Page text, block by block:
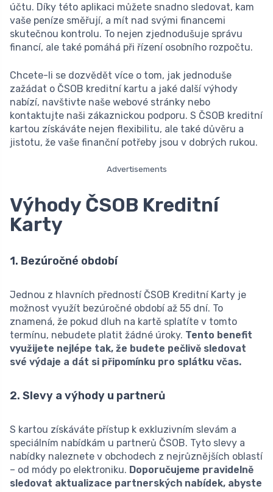
účtu. Díky této aplikaci můžete snadno sledovat, kam
vaše peníze směřují, a mít nad svými financemi
skutečnou kontrolu. To nejen zjednodušuje správu
financí, ale také pomáhá při řízení osobního rozpočtu.
Chcete-li se dozvědět více o tom, jak jednoduše
zažádat o ČSOB kreditní kartu a jaké další výhody
nabízí, navštivte naše webové stránky nebo
kontaktujte naši zákaznickou podporu. S ČSOB kreditní
kartou získáváte nejen flexibilitu, ale také důvěru a
jistotu, že vaše finanční potřeby jsou v dobrých rukou.
Advertisements
Výhody ČSOB Kreditní
Karty
1. Bezúročné období
Jednou z hlavních předností ČSOB Kreditní Karty je
možnost využít bezúročné období až 55 dní. To
znamená, že pokud dluh na kartě splatíte v tomto
termínu, nebudete platit žádné úroky. Tento benefit
využijete nejlépe tak, že budete pečlivě sledovat
své výdaje a dát si připomínku pro splátku včas.
2. Slevy a výhody u partnerů
S kartou získáváte přístup k exkluzivním slevám a
speciálním nabídkám u partnerů ČSOB. Tyto slevy a
nabídky naleznete v obchodech z nejrůznějších oblastí
– od módy po elektroniku. Doporučujeme pravidelně
sledovat aktualizace partnerských nabídek, abyste